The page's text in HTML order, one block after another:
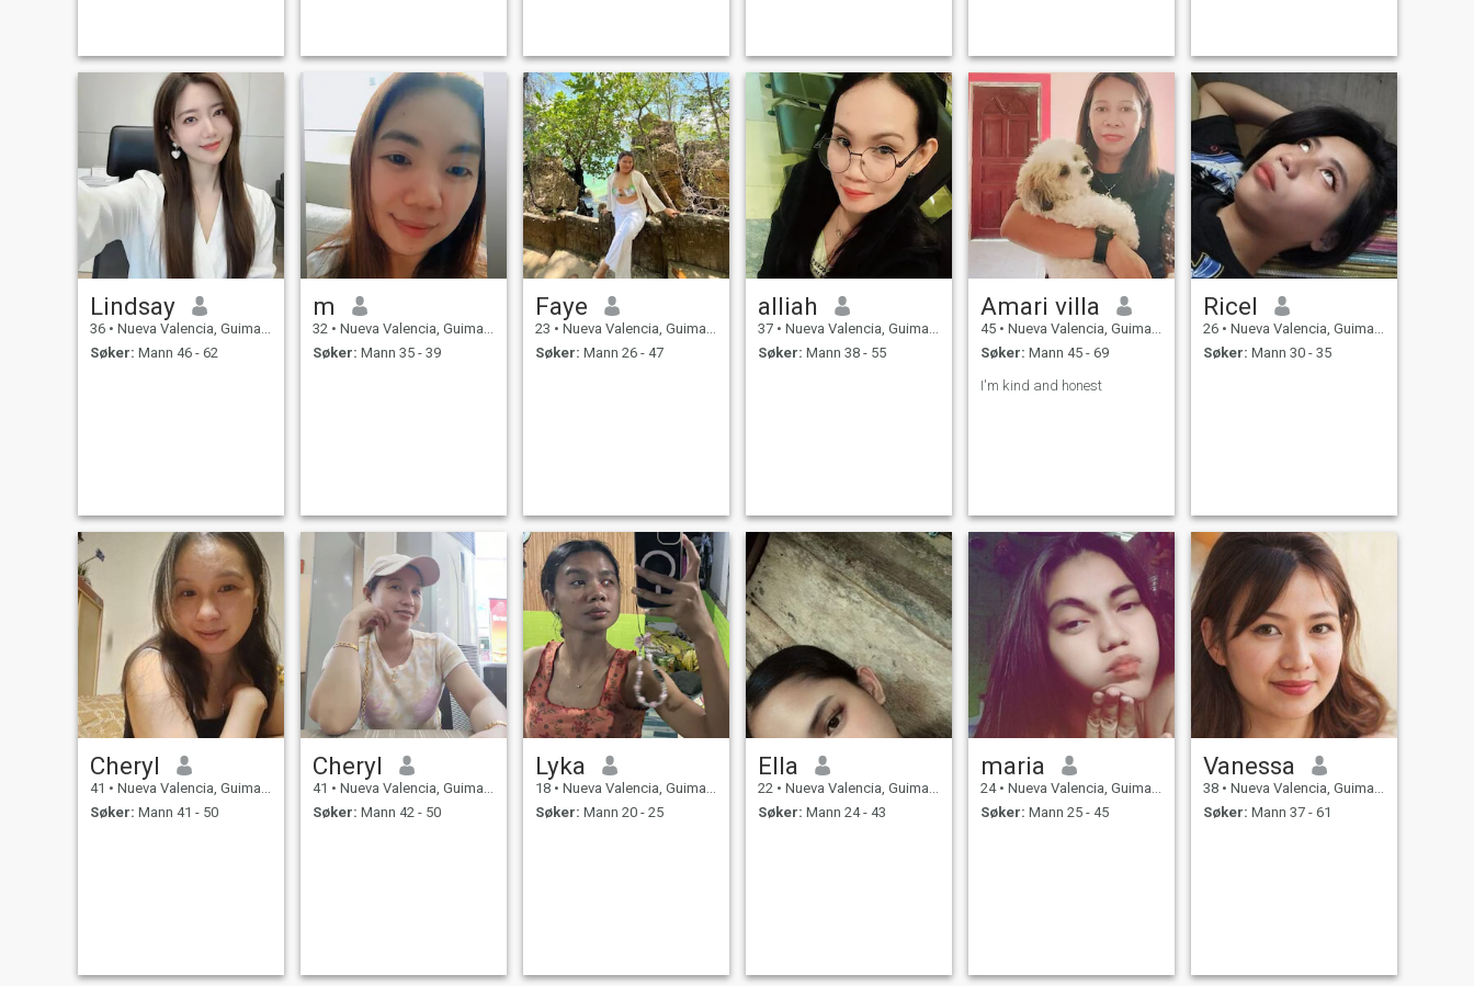
Lindsay
36 • Nueva Valencia, Guimaras, Filippinene
Søker: Mann 46 - 62
m
32 • Nueva Valencia, Guimaras, Filippinene
Søker: Mann 35 - 39
Faye
23 • Nueva Valencia, Guimaras, Filippinene
Søker: Mann 26 - 47
alliah
37 • Nueva Valencia, Guimaras, Filippinene
Søker: Mann 38 - 55
Amari villa
45 • Nueva Valencia, Guimaras, Filippinene
Søker: Mann 45 - 69
I'm kind and honest
Ricel
26 • Nueva Valencia, Guimaras, Filippinene
Søker: Mann 30 - 35
Cheryl
41 • Nueva Valencia, Guimaras, Filippinene
Søker: Mann 41 - 50
Cheryl
41 • Nueva Valencia, Guimaras, Filippinene
Søker: Mann 42 - 50
Lyka
18 • Nueva Valencia, Guimaras, Filippinene
Søker: Mann 20 - 25
Ella
22 • Nueva Valencia, Guimaras, Filippinene
Søker: Mann 24 - 43
maria
24 • Nueva Valencia, Guimaras, Filippinene
Søker: Mann 25 - 45
Vanessa
38 • Nueva Valencia, Guimaras, Filippinene
Søker: Mann 37 - 61